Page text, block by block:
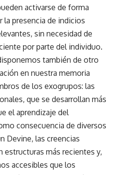
activarse de forma
la presencia de indicios
sin necesidad de
por parte del individuo.
también de otro
en nuestra memoria
de los exogrupos: las
que se desarrollan más
el aprendizaje del
consecuencia de diversos
Devine, las creencias
estructuras más recientes y,
accesibles que los